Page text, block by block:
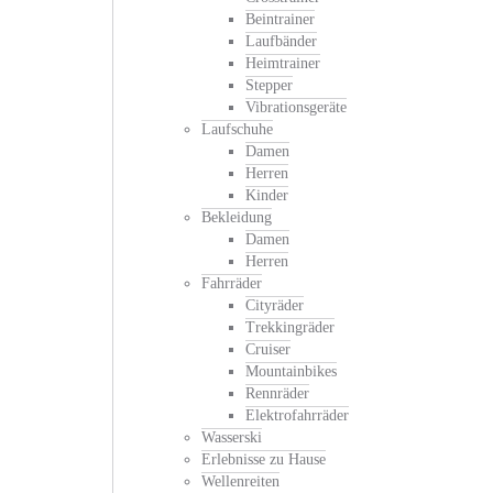
Beintrainer
Laufbänder
Heimtrainer
Stepper
Vibrationsgeräte
Laufschuhe
Damen
Herren
Kinder
Bekleidung
Damen
Herren
Fahrräder
Cityräder
Trekkingräder
Cruiser
Mountainbikes
Rennräder
Elektrofahrräder
Wasserski
Erlebnisse zu Hause
Wellenreiten